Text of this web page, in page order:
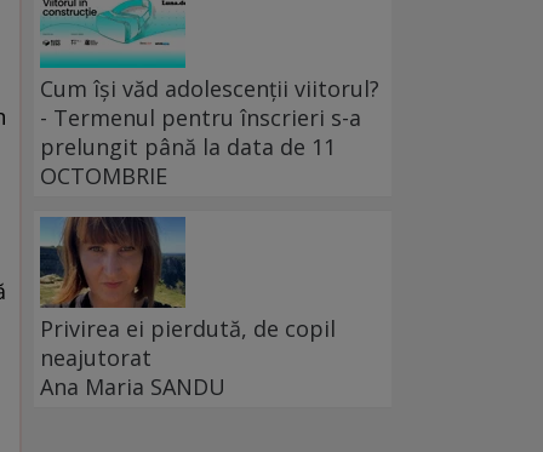
Cum își văd adolescenții viitorul?
- Termenul pentru înscrieri s-a
prelungit până la data de 11
OCTOMBRIE
Privirea ei pierdută, de copil
neajutorat
Ana Maria SANDU